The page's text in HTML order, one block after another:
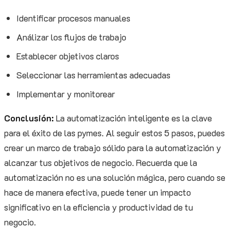
Identificar procesos manuales
Análizar los flujos de trabajo
Establecer objetivos claros
Seleccionar las herramientas adecuadas
Implementar y monitorear
Conclusión: La automatización inteligente es la clave
para el éxito de las pymes. Al seguir estos 5 pasos, puedes
crear un marco de trabajo sólido para la automatización y
alcanzar tus objetivos de negocio. Recuerda que la
automatización no es una solución mágica, pero cuando se
hace de manera efectiva, puede tener un impacto
significativo en la eficiencia y productividad de tu
negocio.